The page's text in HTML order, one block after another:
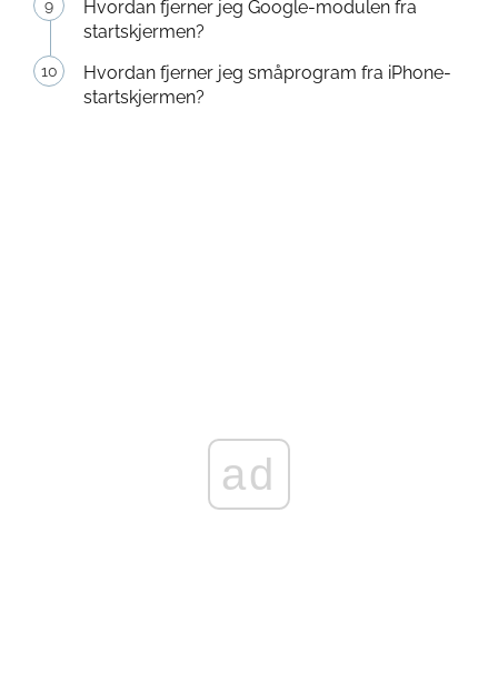
Hvordan fjerner jeg Google-modulen fra
startskjermen?
Hvordan fjerner jeg småprogram fra iPhone-
startskjermen?
ad